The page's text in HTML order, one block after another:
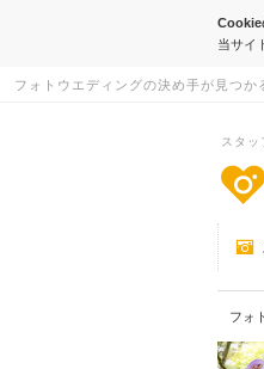
Cookie
当サイ
フォトウエディングの決め手が見つか
スタ
フォ